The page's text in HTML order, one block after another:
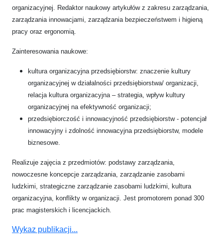
organizacyjnej. Redaktor naukowy artykułów z zakresu zarządzania,
zarządzania innowacjami, zarządzania bezpieczeństwem i higieną
pracy oraz ergonomią.
Zainteresowania naukowe:
kultura organizacyjna przedsiębiorstw: znaczenie kultury
organizacyjnej w działalności przedsiębiorstwa/ organizacji,
relacja kultura organizacyjna – strategia, wpływ kultury
organizacyjnej na efektywność organizacji;
przedsiębiorczość i innowacyjność przedsiębiorstw - potencjał
innowacyjny i zdolność innowacyjna przedsiębiorstw, modele
biznesowe.
Realizuje zajęcia z przedmiotów: podstawy zarządzania,
nowoczesne koncepcje zarządzania, zarządzanie zasobami
ludzkimi, strategiczne zarządzanie zasobami ludzkimi, kultura
organizacyjna, konflikty w organizacji. Jest promotorem ponad 300
prac magisterskich i licencjackich.
Wykaz publikacji...